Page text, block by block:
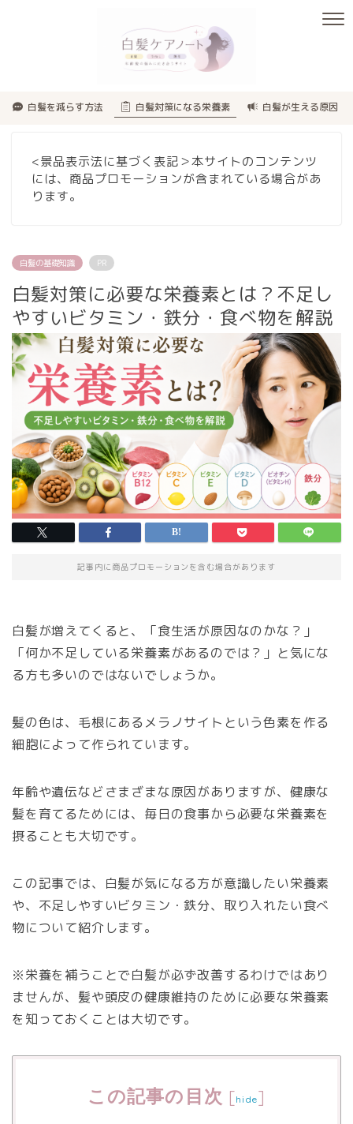
白髪を減らす方法 白髪対策になる栄養素 白髪が生える原因
<景品表示法に基づく表記＞本サイトのコンテンツ
には、商品プロモーションが含まれている場合があ
ります。
白髪の基礎知識 PR
白髪対策に必要な栄養素とは？不足し
やすいビタミン・鉄分・食べ物を解説
記事内に商品プロモーションを含む場合があります
白髪が増えてくると、「食生活が原因なのかな？」
「何か不足している栄養素があるのでは？」と気にな
る方も多いのではないでしょうか。
髪の色は、毛根にあるメラノサイトという色素を作る
細胞によって作られています。
年齢や遺伝などさまざまな原因がありますが、健康な
髪を育てるためには、毎日の食事から必要な栄養素を
摂ることも大切です。
この記事では、白髪が気になる方が意識したい栄養素
や、不足しやすいビタミン・鉄分、取り入れたい食べ
物について紹介します。
※栄養を補うことで白髪が必ず改善するわけではあり
ませんが、髪や頭皮の健康維持のために必要な栄養素
を知っておくことは大切です。
この記事の目次 [hide]